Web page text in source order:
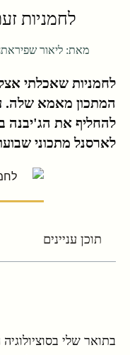
לחמניות
מאת: ליאור שפירא
לחמניות שאכלתי
המתכון מאמא שלה.
להחליף את הג'יבנה
לארסנל מתכוני
תוכן עניינים
בתואר שלי